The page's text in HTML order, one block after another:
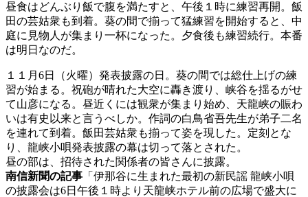
昼食はどんぶり飯で腹を満たすと、午後１時に練習再開。飯
田の芸姑衆も到着。葵の間で揃って猛練習を開始すると、中
庭に見物人が集まり一杯になった。夕食後も練習続行。本番
は明日なのだ。
１１月6日（火曜）発表披露の日。葵の間では総仕上げの練
習が始まる。祝砲が晴れた大空に轟き渡り、峡谷を揺るがせ
て山彦になる。昼近くには観衆が集まり始め、天龍峡の賑わ
いは有史以来と言うべしか。作詞の白鳥省吾先生が弟子二名
を連れて到着。飯田芸姑衆も揃って姿を現した。定刻とな
り、龍峡小唄発表披露の幕は切って落とされた。
昼の部は、招待された関係者の皆さんに披露。
南信新聞の記事 「伊那谷に生まれた最初の新民謡 龍峡小唄
の披露会は6日午後１時より天龍峡ホテル前の広場で盛大に